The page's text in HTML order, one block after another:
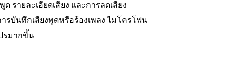
ายละเอียดเสียง และการลดเสียง
ารบันทึกเสียงพูดหรือร้องเพลง ไมโครโฟน
รมากขึ้น